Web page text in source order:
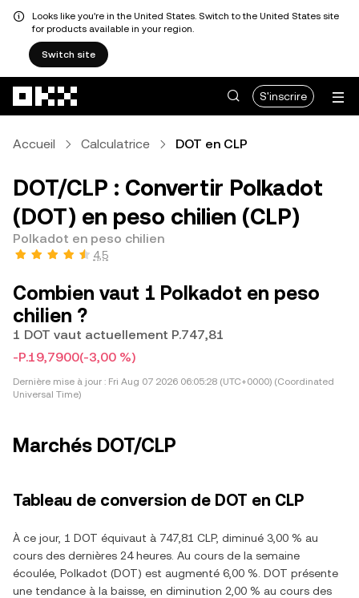
Looks like you're in the United States. Switch to the United States site
for products available in your region.
Switch site
S'inscrire
Accueil Calculatrice DOT en CLP
DOT/CLP : Convertir Polkadot
(DOT) en peso chilien (CLP)
Polkadot en peso chilien
4,5
Combien vaut 1 Polkadot en peso
chilien ?
1 DOT vaut actuellement P.747,81
-P.19,7900(-3,00 %)
Dernière mise à jour : Fri Aug 07 2026 06:05:28 (UTC+0000) (Coordinated
Universal Time)
Marchés DOT/CLP
Tableau de conversion de DOT en CLP
À ce jour, 1 DOT équivaut à 747,81 CLP, diminué 3,00 % au
cours des dernières 24 heures. Au cours de la semaine
écoulée, Polkadot (DOT) est augmenté 6,00 %. DOT présente
une tendance à la baisse, en diminution 2,00 % au cours des